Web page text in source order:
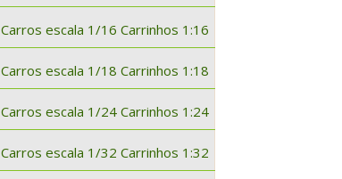
Carros escala 1/16 Carrinhos 1:16
Carros escala 1/18 Carrinhos 1:18
Carros escala 1/24 Carrinhos 1:24
Carros escala 1/32 Carrinhos 1:32